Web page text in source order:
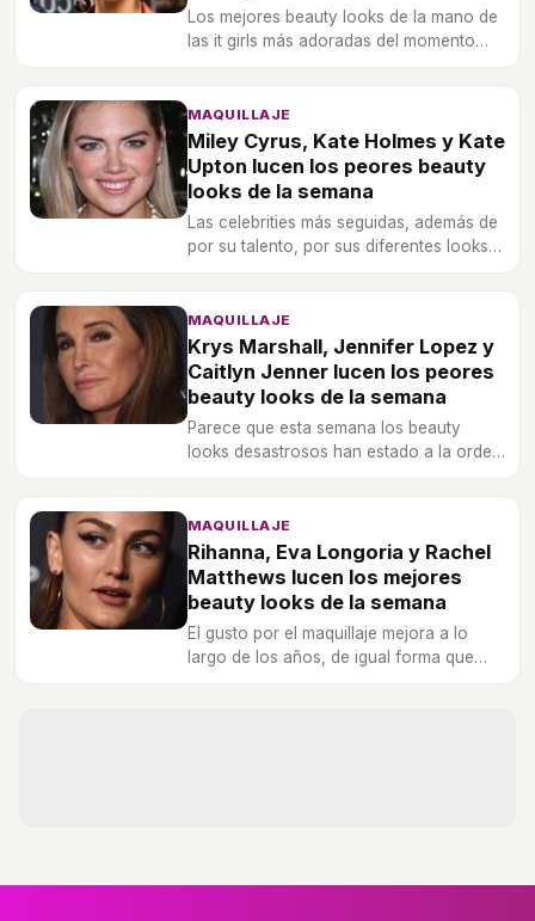
Los mejores beauty looks de la mano de
las it girls más adoradas del momento
MAQUILLAJE
Miley Cyrus, Kate Holmes y Kate
Upton lucen los peores beauty
looks de la semana
Las celebrities más seguidas, además de
por su talento, por sus diferentes looks y
beauty looks.
MAQUILLAJE
Krys Marshall, Jennifer Lopez y
Caitlyn Jenner lucen los peores
beauty looks de la semana
Parece que esta semana los beauty
looks desastrosos han estado a la orden
lamentablemente se han llevado la
corona.
MAQUILLAJE
Rihanna, Eva Longoria y Rachel
Matthews lucen los mejores
beauty looks de la semana
El gusto por el maquillaje mejora a lo
largo de los años, de igual forma que